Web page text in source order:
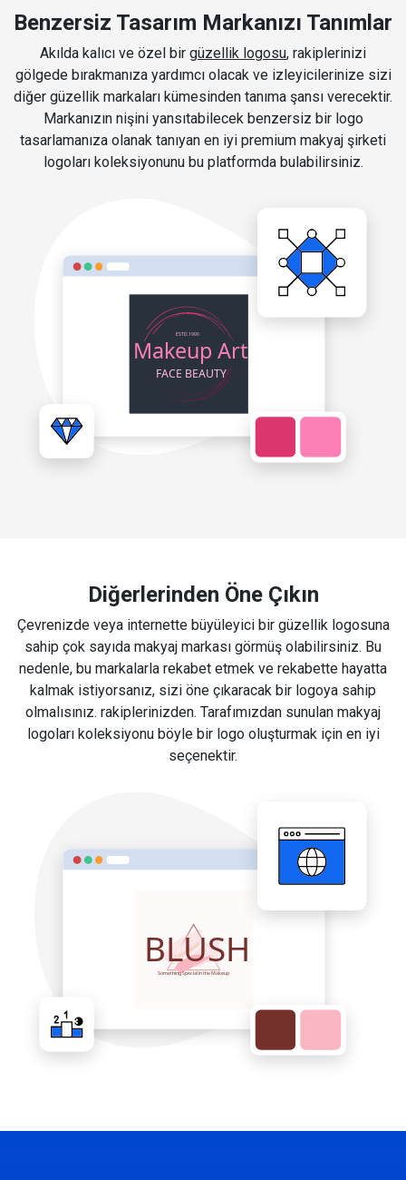
Benzersiz Tasarım Markanızı Tanımlar
Akılda kalıcı ve özel bir güzellik logosu, rakiplerinizi
gölgede bırakmanıza yardımcı olacak ve izleyicilerinize sizi
diğer güzellik markaları kümesinden tanıma şansı verecektir.
Markanızın nişini yansıtabilecek benzersiz bir logo
tasarlamanıza olanak tanıyan en iyi premium makyaj şirketi
logoları koleksiyonunu bu platformda bulabilirsiniz.
Diğerlerinden Öne Çıkın
Çevrenizde veya internette büyüleyici bir güzellik logosuna
sahip çok sayıda makyaj markası görmüş olabilirsiniz. Bu
nedenle, bu markalarla rekabet etmek ve rekabette hayatta
kalmak istiyorsanız, sizi öne çıkaracak bir logoya sahip
olmalısınız. rakiplerinizden. Tarafımızdan sunulan makyaj
logoları koleksiyonu böyle bir logo oluşturmak için en iyi
seçenektir.